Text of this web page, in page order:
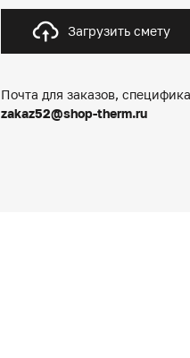
Загрузить смету
Почта для заказов,
zakaz52@shop-therm.ru